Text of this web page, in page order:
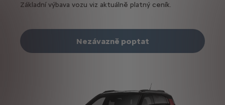
Základní výbava vozu viz aktuálně platný ceník.
Nezávazně poptat